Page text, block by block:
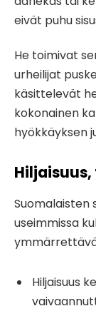
eivät puhu
He toimivat
urheilijat
käsittelevät
kokonainen
hyökkäyksen
Suomalaisten
useimmissa
Hiljaisuus